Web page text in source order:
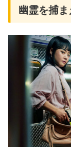
幽霊を捕